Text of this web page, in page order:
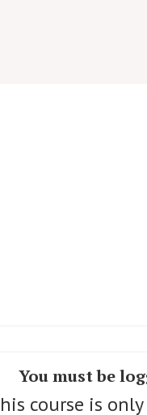
You must be
course is